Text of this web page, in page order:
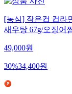
[농심] 작은컵 컵라
새우탕 67g/오징어
49,000원
30%34,400원